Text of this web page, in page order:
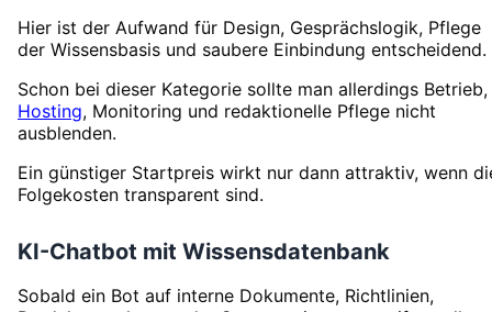
Hier ist der Aufwand für Design, Gesprächslogik, Pflege
der Wissensbasis und saubere Einbindung entscheidend.
Schon bei dieser Kategorie sollte man allerdings Betrieb,
Hosting, Monitoring und redaktionelle Pflege nicht
ausblenden.
Ein günstiger Startpreis wirkt nur dann attraktiv, wenn
Folgekosten transparent sind.
KI-Chatbot mit Wissensdatenbank
Sobald ein Bot auf interne Dokumente, Richtlinien,